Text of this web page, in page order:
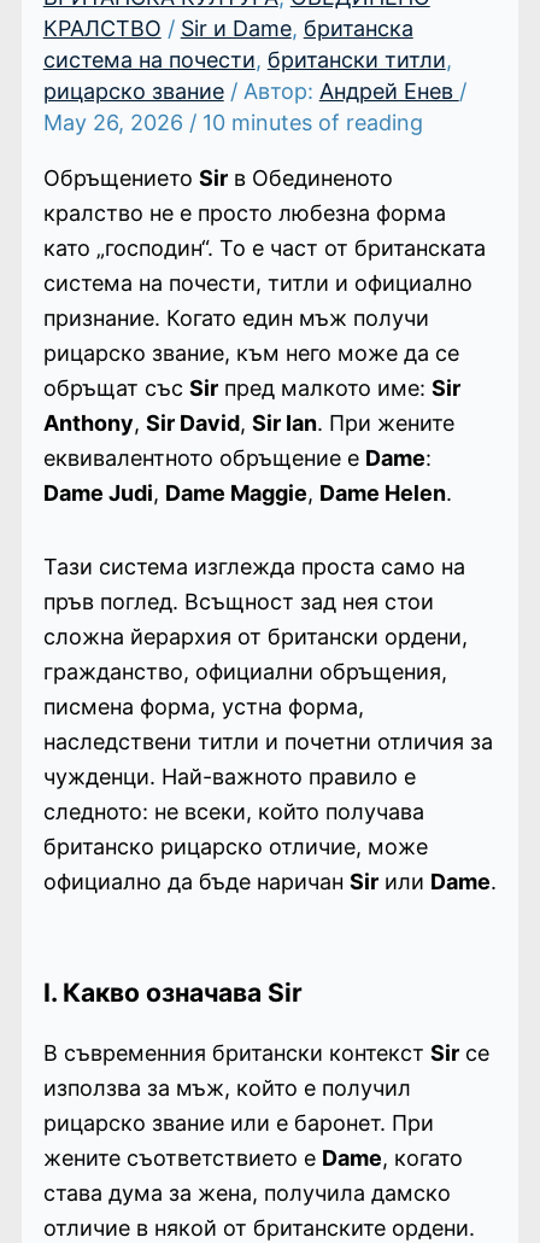
КРАЛСТВО / Sir и Dame, британска
система на почести, британски титли,
рицарско звание/ Автор: Андрей Енев /
May 26, 2026 / 10 minutes of reading
Обръщението Sirв Обединеното
кралство не е просто любезна форма
като „господин“. То е част от британската
система на почести, титли и официално
признание. Когато един мъж получи
рицарско звание, към него може да се
обръщат със Sirпред малкото име: Sir
Anthony, Sir David, Sir Ian. При жените
еквивалентното обръщение е Dame:
Dame Judi, Dame Maggie, Dame Helen.
Тази система изглежда проста само на
пръв поглед. Всъщност зад нея стои
сложна йерархия от британски ордени,
гражданство, официални обръщения,
писмена форма, устна форма,
наследствени титли и почетни отличия за
чужденци. Най-важното правило е
следното: не всеки, който получава
британско рицарско отличие, може
официално да бъде наричан Sirили Dame.
I. Какво означава Sir
В съвременния британски контекст Sirсе
използва за мъж, който е получил
рицарско звание или е баронет. При
жените съответствието е Dame, когато
става дума за жена, получила дамско
отличие в някой от британските ордени.